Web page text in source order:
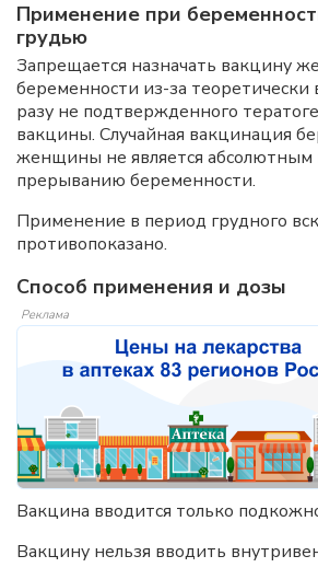
Применение при
грудью
Запрещается назначать вакцину
беременности из-за
разу не подтвержденного
вакцины. Случайная вакцинация
женщины не является абсолютным
прерыванию беременности.
Применение в период грудного
противопоказано.
Способ применения и дозы
Реклама
Вакцина вводится только
Вакцину нельзя вводить